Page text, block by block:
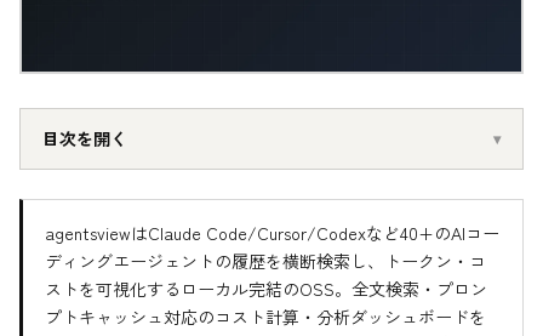
目次を開く
agentsviewはClaude Code/Cursor/Codexなど40+のAIコー
ディングエージェントの履歴を横断検索し、トークン・コ
ストを可視化するローカル完結のOSS。全文検索・プロン
プトキャッシュ対応のコスト計算・分析ダッシュボードを